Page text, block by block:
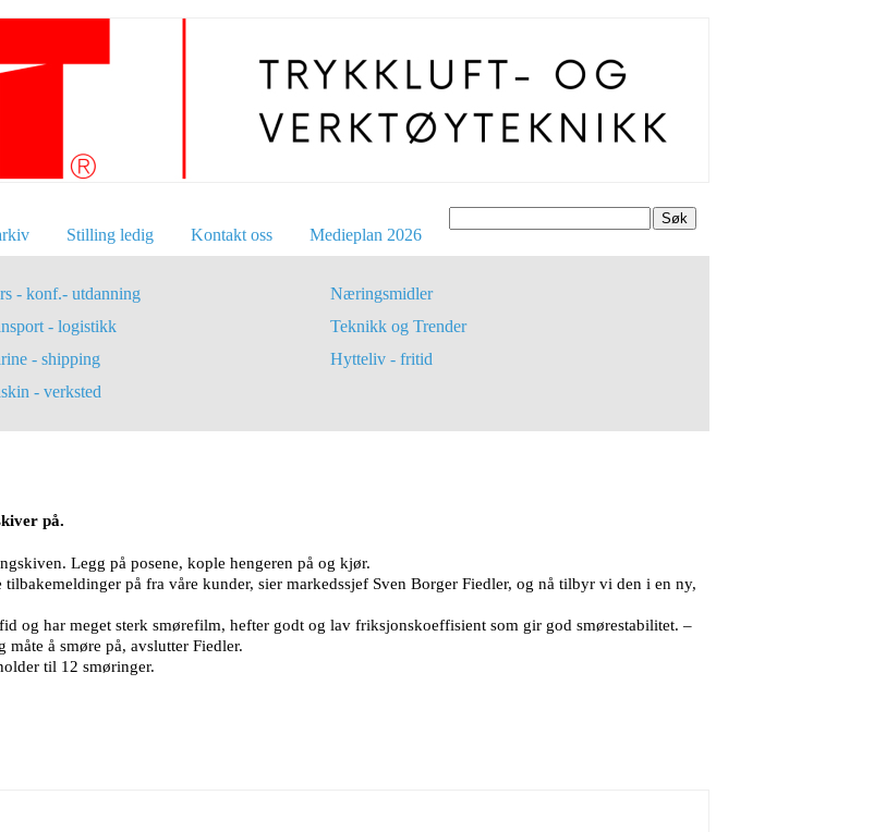
Søk
Stilling ledig Kontakt oss Medieplan 2026
- konf.- utdanning
- logistikk
- shipping
- verksted
Næringsmidler
Teknikk og Trender
Hytteliv - fritid
på.
Legg på posene, kople hengeren på og kjør.
på fra våre kunder, sier markedssjef Sven Borger Fiedler, og nå tilbyr vi den i en ny,
og har meget sterk smørefilm, hefter godt og lav friksjonskoeffisient som gir god smørestabilitet. –
å smøre på, avslutter Fiedler.
til 12 smøringer.